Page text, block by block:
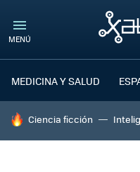
MENÚ
MEDICINA Y SALUD
HOY SE HABLA DE
Ciencia ficción